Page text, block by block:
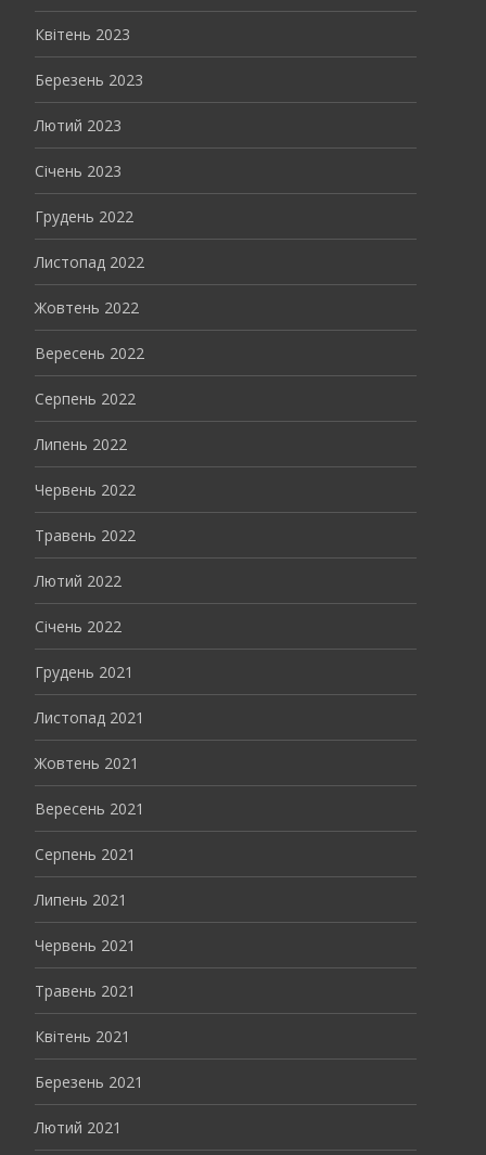
Квітень 2023
Березень 2023
Лютий 2023
Січень 2023
Грудень 2022
Листопад 2022
Жовтень 2022
Вересень 2022
Серпень 2022
Липень 2022
Червень 2022
Травень 2022
Лютий 2022
Січень 2022
Грудень 2021
Листопад 2021
Жовтень 2021
Вересень 2021
Серпень 2021
Липень 2021
Червень 2021
Травень 2021
Квітень 2021
Березень 2021
Лютий 2021